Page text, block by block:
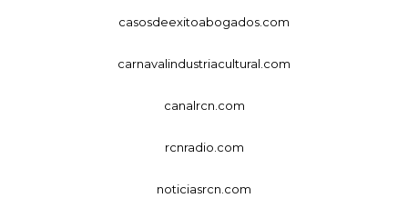
casosdeexitoabogados.com
carnavalindustriacultural.com
canalrcn.com
rcnradio.com
noticiasrcn.com